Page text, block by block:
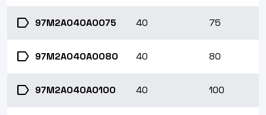
label 97M2A040A0075 40 75
label 97M2A040A0080 40 80
label 97M2A040A0100 40 100